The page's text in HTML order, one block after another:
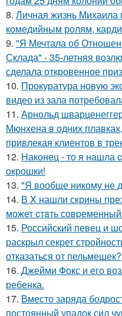
8. Личная жизнь Михаила
комедийным ролям,
9. "Я Мечтала об
Склада" - 35-летняя
сделала откровенное
10. Прокуратура новую
видео из зала
11. Арнольд
Мюнхена в одних
привлекая клиентов в
12. Наконец - то я нашла
oкрошки!
13. "Я вообще никому не
14. В X нашли скрины
может cтaть совpеменный
15. Российский певец и
раскрыл секрет
отказаться от пельмешек?
16. Джейми Фокс и его
ребенка.
17. Вместо заряда
постоянный упадок сил